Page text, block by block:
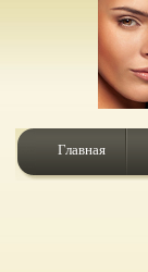
Главная